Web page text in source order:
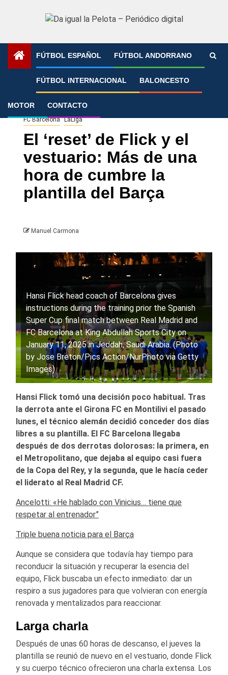
FÚTBOL ESPAÑOL FÚTBOL ANDORRANO
FÚTBOL INTERNACIONAL BALONCESTO
MOTOR CONTACTO
»
FC Barcelona LaLiga
El ‘reset’ de Flick y el
vestuario: Más de una
hora de cumbre la
plantilla del Barça
Manuel Carmona
Hansi Flick head coach of Barcelona gives
instructions during the training prior the Spanish
Super Cup final match between Real Madrid and
FC Barcelona at King Abdullah Sports City on
January 11, 2025 in Jeddah, Saudi Arabia. (Photo
by Jose Breton/Pics Action/NurPhoto via Getty
Images)
Hansi Flick tomó una decisión poco habitual. Tras
la derrota ante el Girona FC en Montilivi el pasado
lunes, el técnico alemán decidió conceder dos días
libres a su plantilla. El FC Barcelona llegaba
después de dos derrotas dolorosas: la primera, en
el Metropolitano, que dejaba al equipo casi fuera
de la Copa del Rey, y la segunda, que le hacía ceder
el liderato al Real Madrid CF.
Ancelotti: «He hablado con Vinicius… tiene que
respetar al entrenador”
Triple buena noticia para el Barça
Aunque se considera que todavía hay tiempo para
reconducir la situación y recuperar la esencia del
equipo, Flick buscaba un efecto inmediato: dar un
respiro a sus jugadores para que volvieran con energía
renovada y mentalizados para reaccionar.
Larga charla
Después de unas 60 horas de descanso, el jueves la
plantilla se reunió de nuevo en el vestuario, donde Flick
y su cuerpo técnico ofrecieron una charla extensa. Los